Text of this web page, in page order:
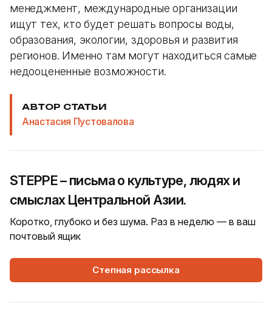
менеджмент, международные организации
ищут тех, кто будет решать вопросы воды,
образования, экологии, здоровья и развития
регионов. Именно там могут находиться самые
недооцененные возможности.
АВТОР СТАТЬИ
Анастасия Пустовалова
STEPPE – письма о культуре, людях и
смыслах Центральной Азии.
Коротко, глубоко и без шума. Раз в неделю — в ваш
почтовый ящик
Степная рассылка